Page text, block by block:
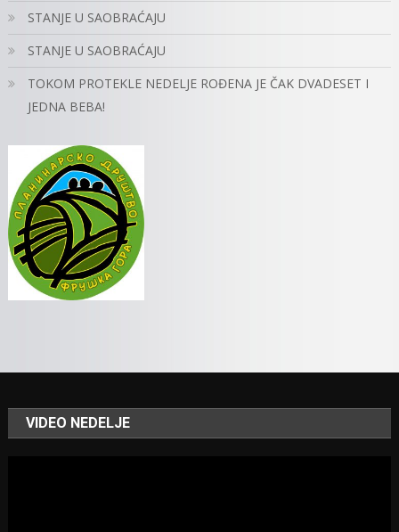
STANJE U SAOBRAĆAJU
STANJE U SAOBRAĆAJU
TOKOM PROTEKLE NEDELJE ROĐENA JE ČAK DVADESET I
JEDNA BEBA!
VIDEO NEDELJE